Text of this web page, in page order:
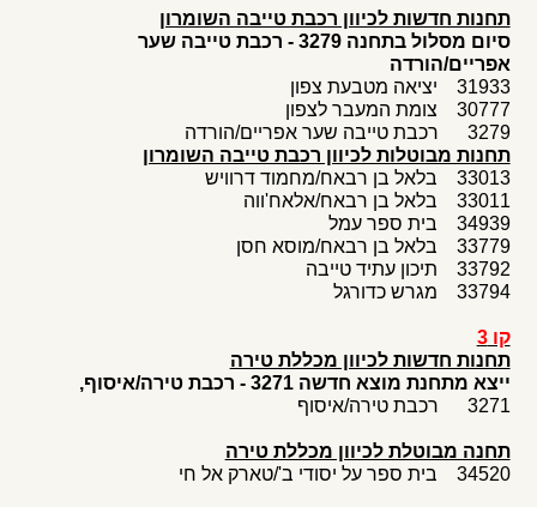
תחנות חדשות לכיוון רכבת טייבה השומרון
סיום מסלול בתחנה 3279 - רכבת טייבה שער
אפריים/הורדה
31933 יציאה מטבעת צפון
30777 צומת המעבר לצפון
3279 רכבת טייבה שער אפריים/הורדה
תחנות מבוטלות לכיוון רכבת טייבה השומרון
33013 בלאל בן רבאח/מחמוד דרוויש
33011 בלאל בן רבאח/אלאח'ווה
34939 בית ספר עמל
33779 בלאל בן רבאח/מוסא חסן
33792 תיכון עתיד טייבה
33794 מגרש כדורגל
קו 3
תחנות חדשות לכיוון מכללת טירה
ייצא מתחנת מוצא חדשה 3271 - רכבת טירה/איסוף,
3271 רכבת טירה/איסוף
תחנה מבוטלת לכיוון מכללת טירה
34520 בית ספר על יסודי ב'/טארק אל חי